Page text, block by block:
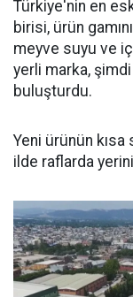
Türkiye'nin en
birisi, ürün
meyve suyu ve
yerli marka,
buluşturdu.
Yeni ürünün
ilde raflarda